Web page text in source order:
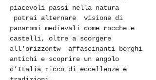
piacevoli passi nella natura
potrai alternare  visione di
panaromi medievali come rocche e
castelli, oltre a scorgere
all'orizzontw  affascinanti borghi
antichi e scoprire un angolo
d’Italia ricco di eccellenze e